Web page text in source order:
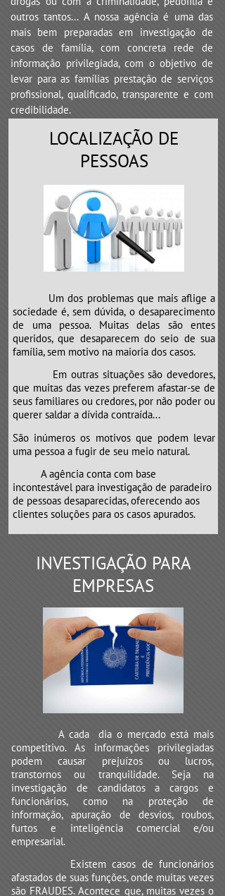
outros tantos... A nossa agência é uma das
mais bem preparadas em investigação de
casos de família, com concreta rede de
informação privilegiada, com o objetivo de
levar para as famílias prestação de serviços
profissional, qualificado, transparente e com
credibilidade.
LOCALIZAÇÃO DE
PESSOAS
Um dos problemas que mais aflige a
sociedade é, sem dúvida, o desaparecimento
de uma pessoa. Muitas delas são entes
queridos, que desaparecem do seio de sua
família, sem motivo na maioria dos casos.
Em outras situações são devedores,
que muitas das vezes preferem afastar-se de
seus familiares ou credores, por não poder ou
querer saldar a dívida contraída...
São inúmeros os motivos que podem levar
uma pessoa a fugir de seu meio natural.
​​​​​​​A agência conta com base
incontestável para investigação de paradeiro
de pessoas desaparecidas, oferecendo aos
clientes soluções para os casos apurados.
INVESTIGAÇÃO PARA
EMPRESAS
A cada dia o mercado está mais
competitivo. As informações privilegiadas
podem causar prejuízos ou lucros,
transtornos ou tranquilidade. Seja na
investigação de candidatos a cargos e
funcionários, como na proteção de
informação, apuração de desvios, roubos,
furtos e inteligência comercial e/ou
empresarial.
Existem casos de funcionários
afastados de suas funções, onde muitas vezes
são FRAUDES. Acontece que, muitas vezes o